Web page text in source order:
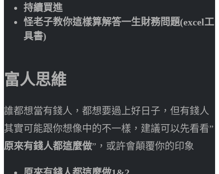
持續買進
怪老子教你這樣算解答一生財務問題(excel工
具書)
富人思維
誰都想當有錢人，都想要過上好日子，但有錢人
其實可能跟你想像中的不一樣，建議可以先看看”
原來有錢人都這麼做”，或許會顛覆你的印象